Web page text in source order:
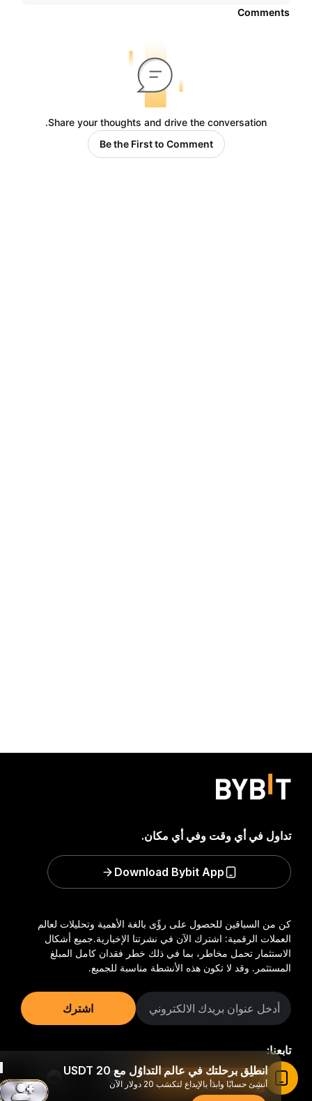
Comments
Share your thoughts and drive the conversation.
Be the First to Comment
كن من السباقين للحصول على رؤًى بالغة الأهمية وتحليلات لعالم
العملات الرقمية: اشترك الآن في نشرتنا الإخبارية.جميع أشكال
الاستثمار تحمل مخاطر، بما في ذلك خطر فقدان كامل المبلغ
المستثمر. وقد لا تكون هذه الأنشطة مناسبة للجميع.
اشترك
تابعنا:
تداول في أي وقت وفي أي مكان.
Download Bybit App
انطلِق برحلتك في عالم التداوُل مع 20 USDT
أنشِئ حسابًا وابدَأ بالإيداع لتكسَب 20 دولار الآن
اقرأ المقال في تطبيق Bybit